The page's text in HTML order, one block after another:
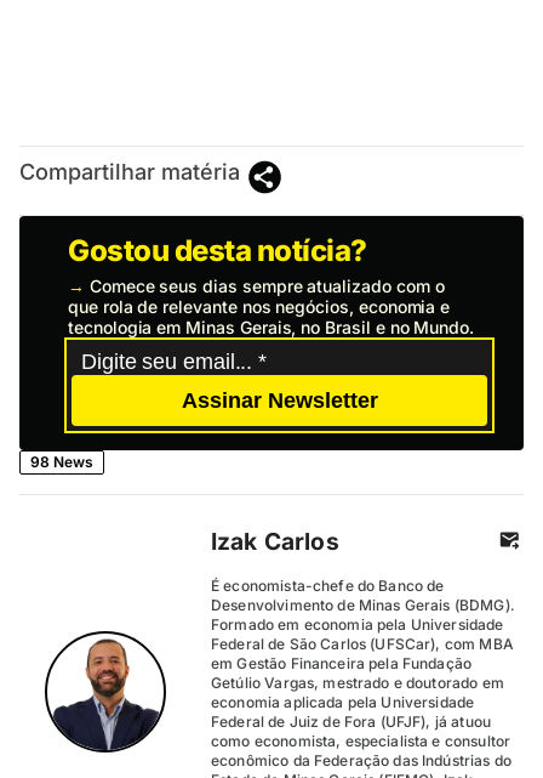
Compartilhar matéria
Gostou desta notícia?
→ Comece seus dias sempre atualizado com o
que rola de relevante nos negócios, economia e
tecnologia em Minas Gerais, no Brasil e no Mundo.
Assinar Newsletter
98 News
Izak Carlos
É economista-chefe do Banco de
Desenvolvimento de Minas Gerais (BDMG).
Formado em economia pela Universidade
Federal de São Carlos (UFSCar), com MBA
em Gestão Financeira pela Fundação
Getúlio Vargas, mestrado e doutorado em
economia aplicada pela Universidade
Federal de Juiz de Fora (UFJF), já atuou
como economista, especialista e consultor
econômico da Federação das Indústrias do